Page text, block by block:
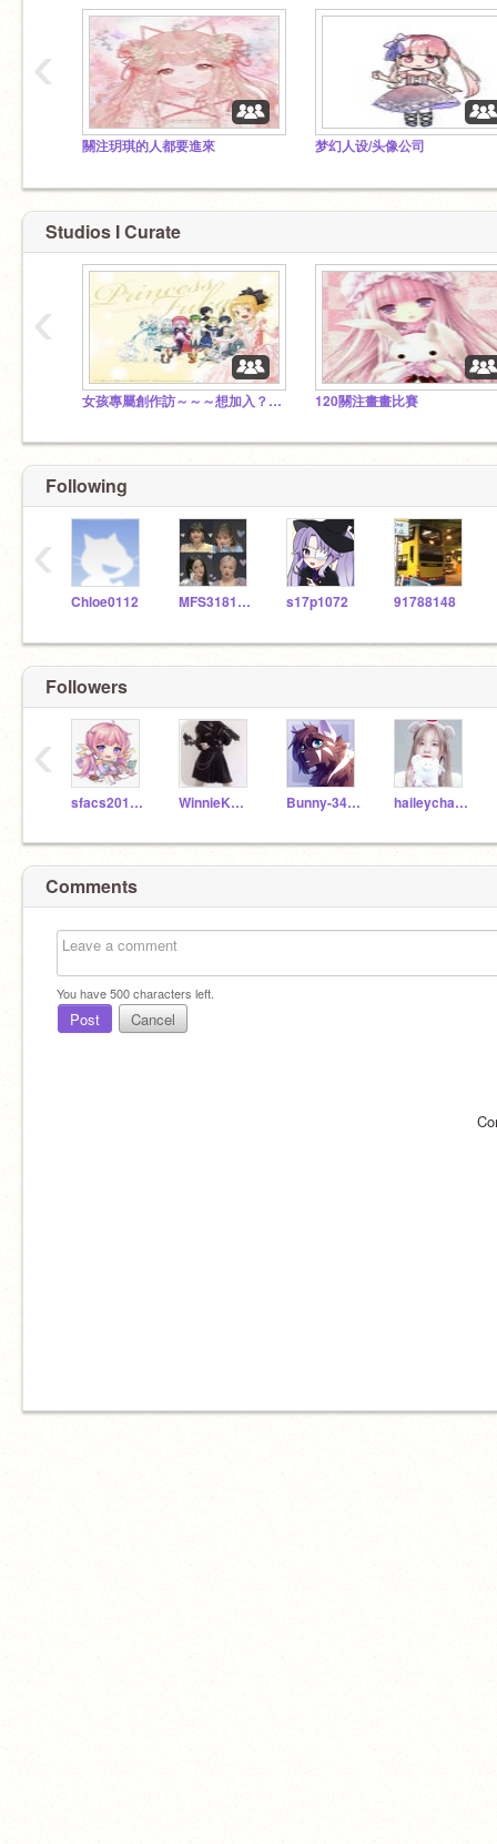
關注玥琪的人都要進來 梦幻人设/头像公司
‹
Studios I Curate
女孩專屬創作訪～～～想加入？快講！！！！ 120關注畫畫比賽
‹
Following
Chloe0112 MFS3181990 s17p1072 91788148
‹
Followers
sfacs2018052 WinnieKwan Bunny-3456 haileychan777
‹
Comments
You have500characters left.
Post Cancel